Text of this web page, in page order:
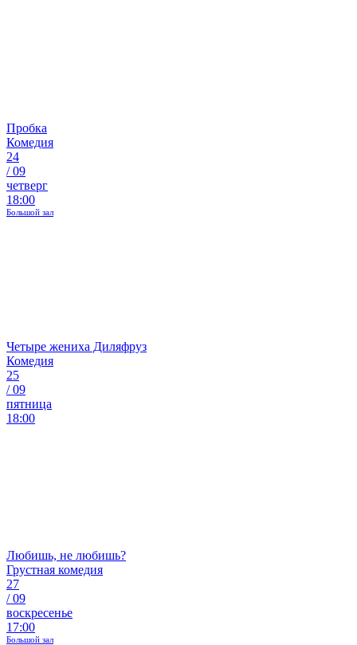
Пробка
Комедия
24
/09
четверг
18:00
Большой зал
Четыре жениха Диляфруз
Комедия
25
/09
пятница
18:00
Любишь, не любишь?
Грустная комедия
27
/09
воскресенье
17:00
Большой зал